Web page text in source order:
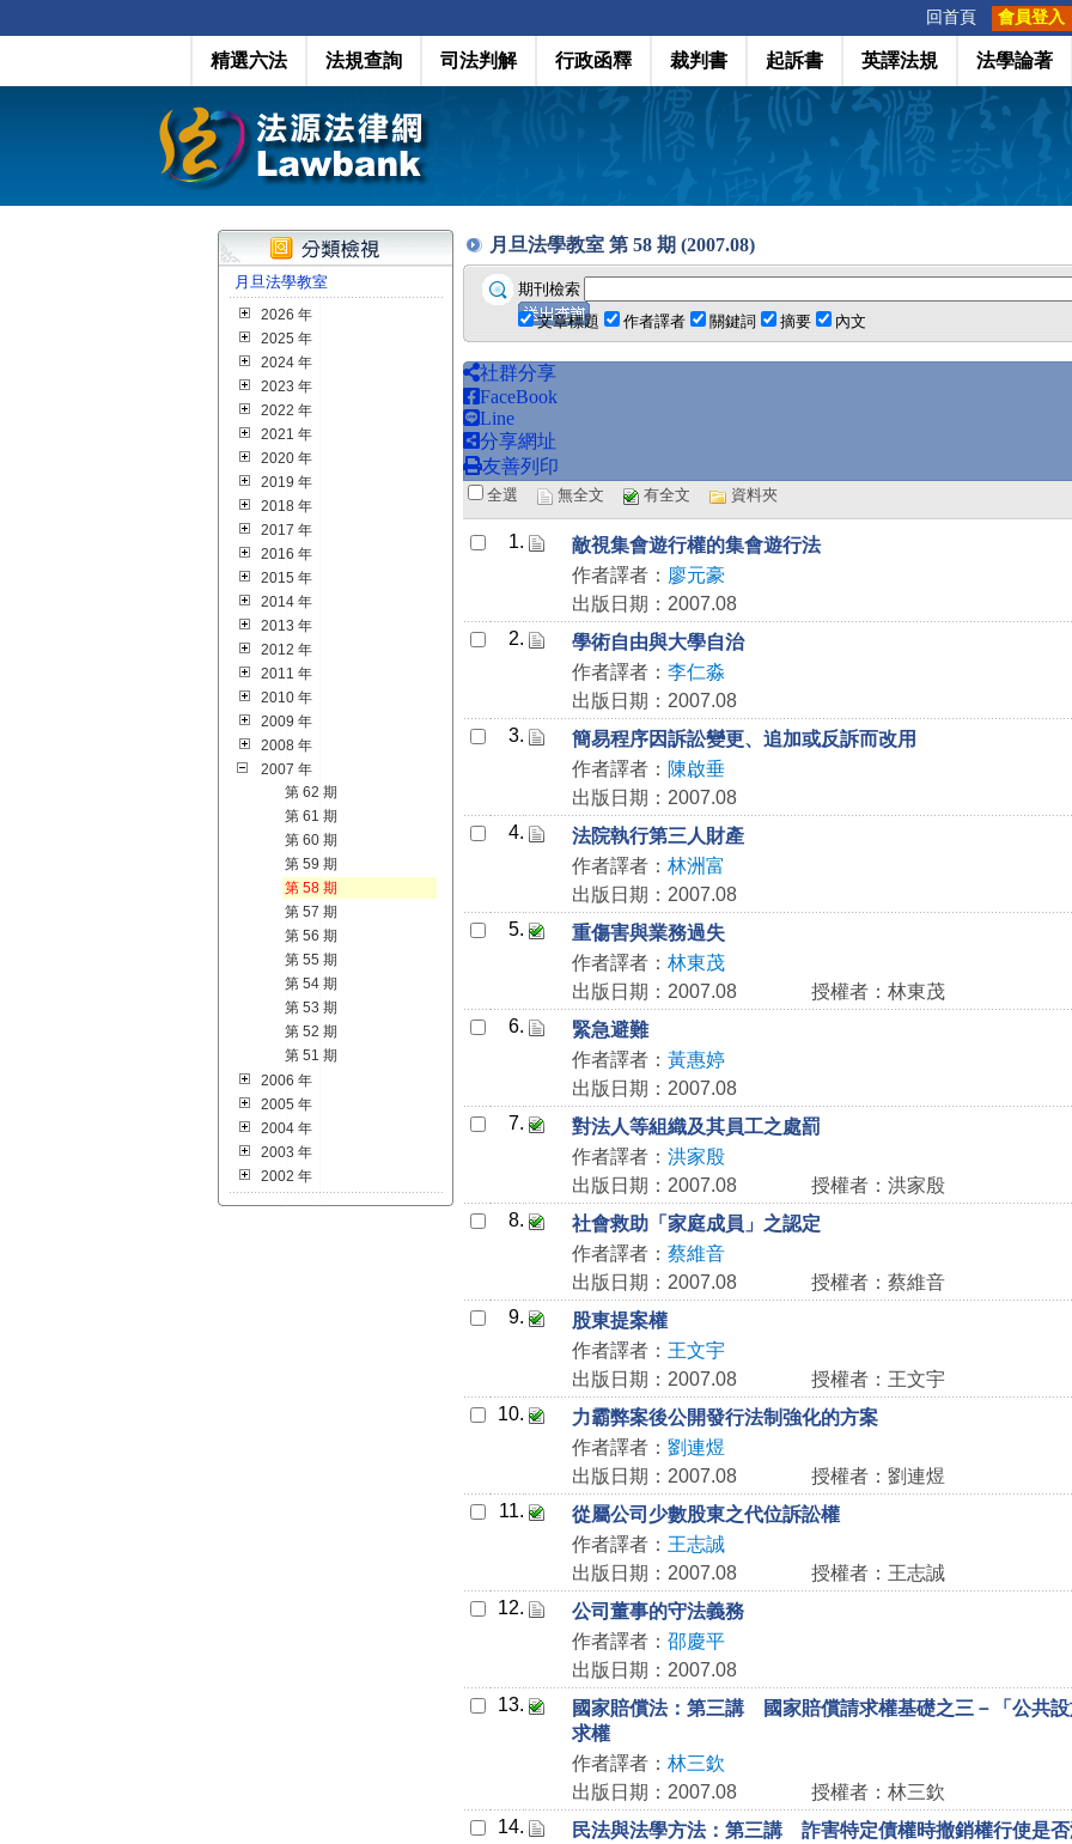
回首頁 會員登入
精選六法 法規查詢 司法判解 行政函釋 裁判書 起訴書 英譯法規 法學論著
月旦法學教室
2026 年
2025 年
2024 年
2023 年
2022 年
2021 年
2020 年
2019 年
2018 年
2017 年
2016 年
2015 年
2014 年
2013 年
2012 年
2011 年
2010 年
2009 年
2008 年
2007 年
第 62 期
第 61 期
第 60 期
第 59 期
第 58 期
第 57 期
第 56 期
第 55 期
第 54 期
第 53 期
第 52 期
第 51 期
2006 年
2005 年
2004 年
2003 年
2002 年
月旦法學教室 第 58 期 (2007.08)
期刊檢索
文章標題
作者譯者 關鍵詞 摘要 內文
社群分享
FaceBook
Line
分享網址
友善列印
全選 無全文 有全文 資料夾
1.
敵視集會遊行權的集會遊行法
作者譯者： 廖元豪
出版日期：2007.08
2.
學術自由與大學自治
作者譯者： 李仁淼
出版日期：2007.08
3.
簡易程序因訴訟變更、追加或反訴而改用
作者譯者： 陳啟垂
出版日期：2007.08
4.
法院執行第三人財產
作者譯者： 林洲富
出版日期：2007.08
5.
重傷害與業務過失
作者譯者： 林東茂
出版日期：2007.08
授權者：林東茂
6.
緊急避難
作者譯者： 黃惠婷
出版日期：2007.08
7.
對法人等組織及其員工之處罰
作者譯者： 洪家殷
出版日期：2007.08
授權者：洪家殷
8.
社會救助「家庭成員」之認定
作者譯者： 蔡維音
出版日期：2007.08
授權者：蔡維音
9.
股東提案權
作者譯者： 王文宇
出版日期：2007.08
授權者：王文宇
10.
力霸弊案後公開發行法制強化的方案
作者譯者： 劉連煜
出版日期：2007.08
授權者：劉連煜
11.
從屬公司少數股東之代位訴訟權
作者譯者： 王志誠
出版日期：2007.08
授權者：王志誠
12.
公司董事的守法義務
作者譯者： 邵慶平
出版日期：2007.08
13.
國家賠償法：第三講 國家賠償請求權基礎之三－「公共
求權
作者譯者： 林三欽
出版日期：2007.08
授權者：林三欽
14.
民法與法學方法：第三講 詐害特定債權時撤銷權行使是